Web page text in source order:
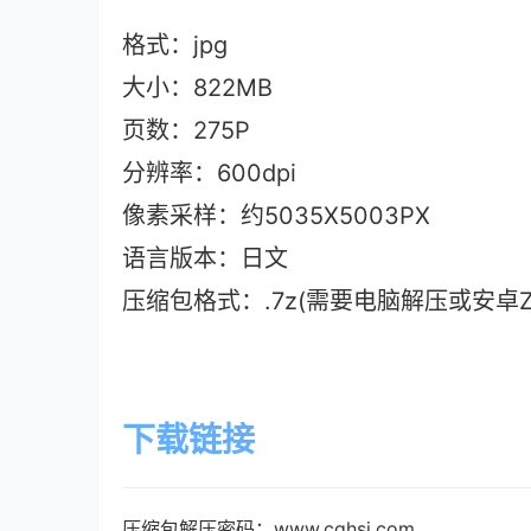
格式：jpg
大小：822MB
页数：275P
分辨率：600dpi
像素采样：约5035X5003PX
语言版本：日文
压缩包格式：.7z(需要电脑解压或安
下载链接